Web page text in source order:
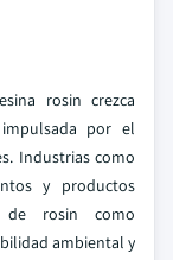
rosin crezca
por el
Industrias como
y productos
de rosin como
ambiental y